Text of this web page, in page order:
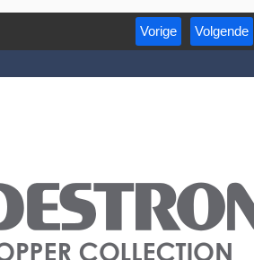
Vorige Volgende